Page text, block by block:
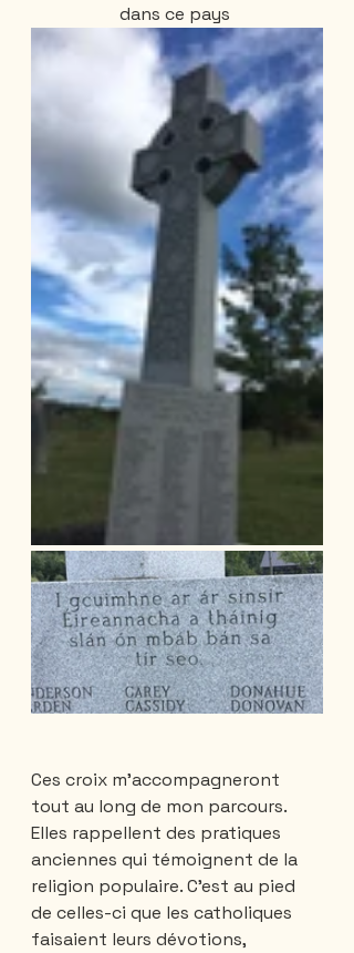
dans ce pays
Ces croix m'accompagneront
tout au long de mon parcours.
Elles rappellent des pratiques
anciennes qui témoignent de la
religion populaire. C'est au pied
de celles-ci que les catholiques
faisaient leurs dévotions,